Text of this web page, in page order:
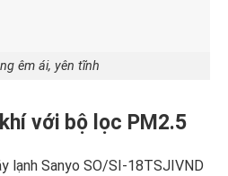
êm ái, yên tĩnh
với bộ lọc PM2.5
lạnh Sanyo SO/SI-18TSJIVND